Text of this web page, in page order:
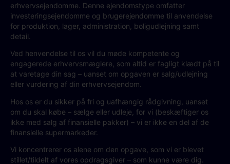
erhvervsejendomme. Denne ejendomstype omfatter
investeringsejendomme og brugerejendomme til anvendelse
for produktion, lager, administration, boligudlejning samt
detail.
Ved henvendelse til os vil du møde kompetente og
engagerede erhvervsmæglere, som altid er fagligt klædt på til
at varetage din sag – uanset om opgaven er salg/udlejning
eller vurdering af din erhvervsejendom.
Hos os er du sikker på fri og uafhængig rådgivning, uanset
om du skal købe – sælge eller udleje, for vi (beskæftiger os
ikke med salg af finansielle pakker) – vi er ikke en del af de
finansielle supermarkeder.
Vi koncentrerer os alene om den opgave, som vi er blevet
stillet/tildelt af vores opdragsgiver – som kunne være dig.